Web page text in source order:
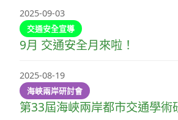
2025-09-03
交通安全宣導
9月 交通安全月來啦！
2025-08-19
海峽兩岸研討會
第33屆海峽兩岸都市交通學術